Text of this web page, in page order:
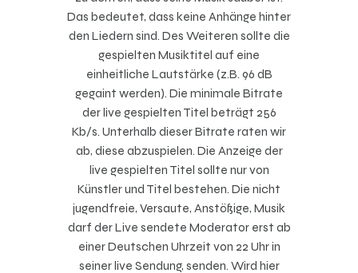
Das bedeutet, dass keine Anhänge hinter
den Liedern sind. Des Weiteren sollte die
gespielten Musiktitel auf eine
einheitliche Lautstärke (z.B. 96 dB
gegaint werden). Die minimale Bitrate
der live gespielten Titel beträgt 256
Kb/s. Unterhalb dieser Bitrate raten wir
ab, diese abzuspielen. Die Anzeige der
live gespielten Titel sollte nur von
Künstler und Titel bestehen. Die nicht
jugendfreie, Versaute, Anstößige, Musik
darf der Live sendete Moderator erst ab
einer Deutschen Uhrzeit von 22 Uhr in
seiner live Sendung, senden. Wird hier